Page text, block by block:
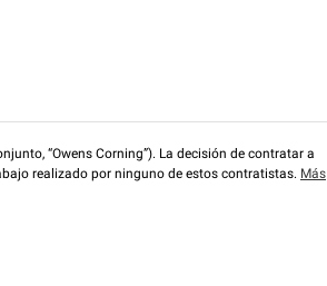
“Owens Corning”). La decisión de contratar a
realizado por ninguno de estos contratistas. Más